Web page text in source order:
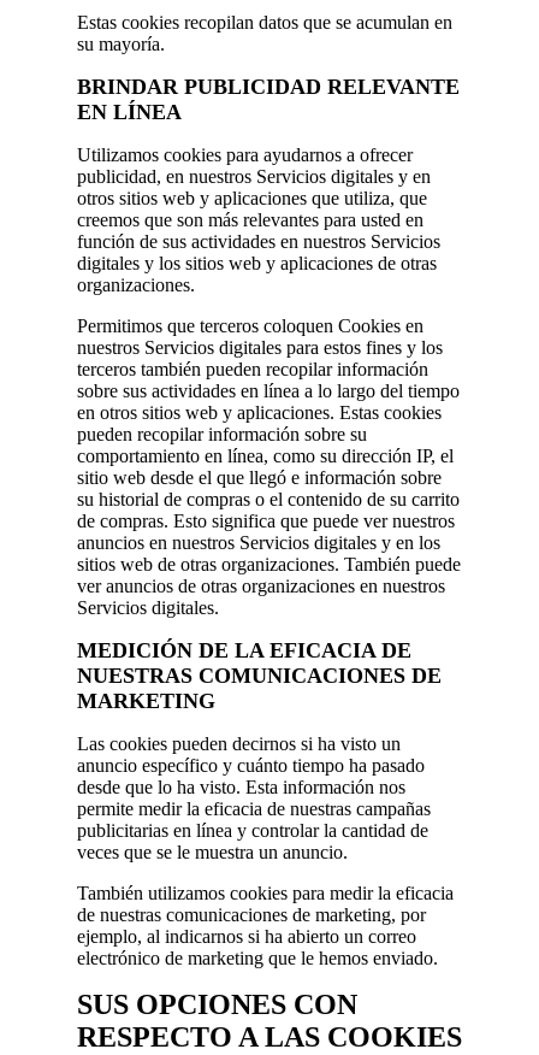
Estas cookies recopilan datos que se acumulan en
su mayoría.
BRINDAR PUBLICIDAD RELEVANTE
EN LÍNEA
Utilizamos cookies para ayudarnos a ofrecer
publicidad, en nuestros Servicios digitales y en
otros sitios web y aplicaciones que utiliza, que
creemos que son más relevantes para usted en
función de sus actividades en nuestros Servicios
digitales y los sitios web y aplicaciones de otras
organizaciones.
Permitimos que terceros coloquen Cookies en
nuestros Servicios digitales para estos fines y los
terceros también pueden recopilar información
sobre sus actividades en línea a lo largo del tiempo
en otros sitios web y aplicaciones. Estas cookies
pueden recopilar información sobre su
comportamiento en línea, como su dirección IP, el
sitio web desde el que llegó e información sobre
su historial de compras o el contenido de su carrito
de compras. Esto significa que puede ver nuestros
anuncios en nuestros Servicios digitales y en los
sitios web de otras organizaciones. También puede
ver anuncios de otras organizaciones en nuestros
Servicios digitales.
MEDICIÓN DE LA EFICACIA DE
NUESTRAS COMUNICACIONES DE
MARKETING
Las cookies pueden decirnos si ha visto un
anuncio específico y cuánto tiempo ha pasado
desde que lo ha visto. Esta información nos
permite medir la eficacia de nuestras campañas
publicitarias en línea y controlar la cantidad de
veces que se le muestra un anuncio.
También utilizamos cookies para medir la eficacia
de nuestras comunicaciones de marketing, por
ejemplo, al indicarnos si ha abierto un correo
electrónico de marketing que le hemos enviado.
SUS OPCIONES CON
RESPECTO A LAS COOKIES